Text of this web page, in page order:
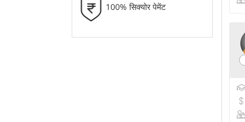
100% सिक्योर पेमेंट